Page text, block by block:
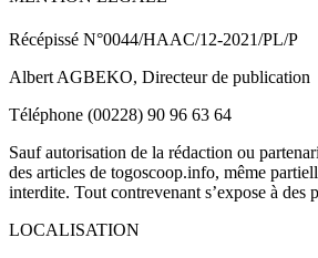
Récépissé N°0044/HAAC/12-2021/PL/P
Albert AGBEKO, Directeur de publication
Téléphone (00228) 90 96 63 64
Sauf autorisation de la rédaction ou
des articles de togoscoop.info, même
interdite. Tout contrevenant s’expose à des
LOCALISATION